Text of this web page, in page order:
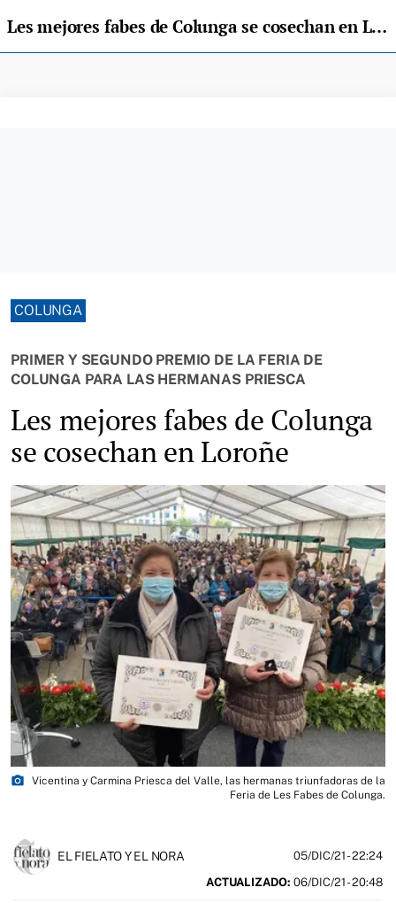
Les mejores fabes de Colunga se cosechan en Loroñe
COLUNGA
PRIMER Y SEGUNDO PREMIO DE LA FERIA DE
COLUNGA PARA LAS HERMANAS PRIESCA
Les mejores fabes de Colunga
se cosechan en Loroñe
photo_camera
Vicentina y Carmina Priesca del Valle, las hermanas triunfadoras de la
Feria de Les Fabes de Colunga.
EL FIELATO Y EL NORA 05/DIC/21- 22:24
ACTUALIZADO: 06/DIC/21 - 20:48